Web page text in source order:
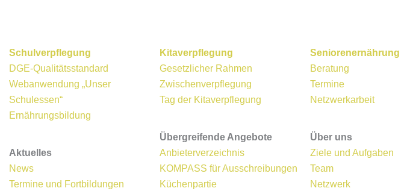
Schulverpflegung
DGE-Qualitätsstandard
Webanwendung „Unser
Schulessen“
Ernährungsbildung
Aktuelles
News
Termine und Fortbildungen
Kitaverpflegung
Gesetzlicher Rahmen
Zwischenverpflegung
Tag der Kitaverpflegung
Übergreifende Angebote
Anbieterverzeichnis
KOMPASS für Ausschreibungen
Küchenpartie
Seniorenernährung
Beratung
Termine
Netzwerkarbeit
Über uns
Ziele und Aufgaben
Team
Netzwerk